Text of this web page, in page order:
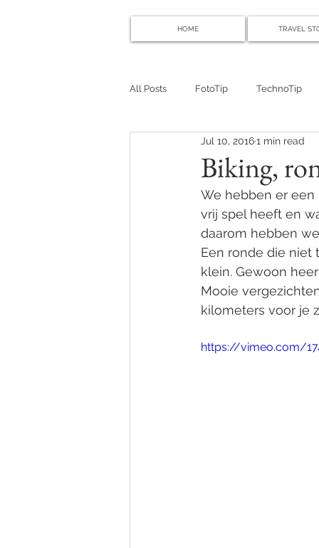
HOME TRAVEL
All Posts FotoTip TechnoTip
Biking,
Jul 10, 20161 min read
We hebben er een
vrij spel heeft en
daarom hebben
Een ronde die niet
klein. Gewoon
Mooie
kilometers voor je
https://vimeo.com/